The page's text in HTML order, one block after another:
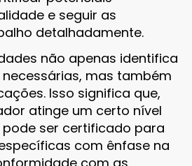
e seguir as
detalhadamente.
não apenas identifica
mas também
Isso significa que,
atinge um certo nível
pode ser certificado para
com ênfase na